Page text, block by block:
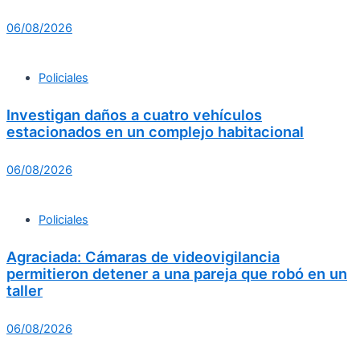
06/08/2026
Policiales
Investigan daños a cuatro vehículos
estacionados en un complejo habitacional
06/08/2026
Policiales
Agraciada: Cámaras de videovigilancia
permitieron detener a una pareja que robó en un
taller
06/08/2026